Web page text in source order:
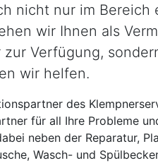
nicht nur im
wir Ihnen als
Verfügung,
wir helfen.
des
für all Ihre Probleme
neben der Reparatur,
Wasch- und